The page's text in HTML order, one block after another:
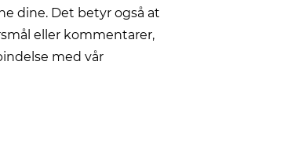
dine. Det betyr også at
eller kommentarer,
med vår